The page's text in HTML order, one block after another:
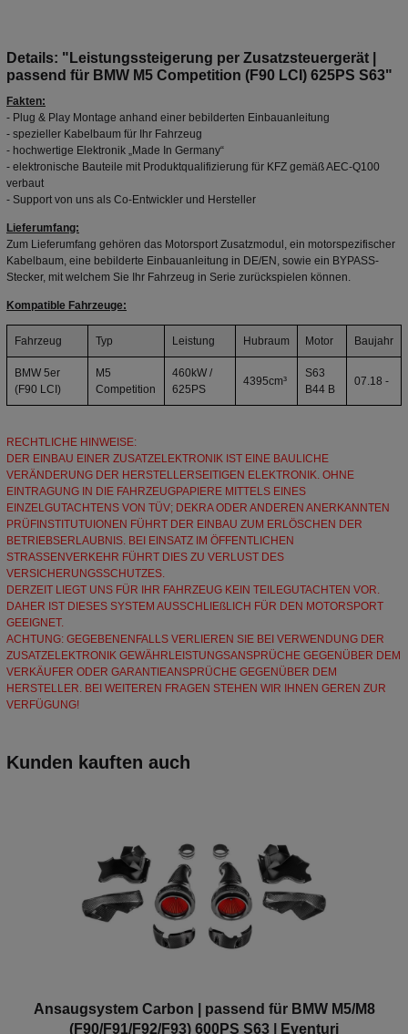
Details: "Leistungssteigerung per Zusatzsteuergerät |
passend für BMW M5 Competition (F90 LCI) 625PS S63"
Fakten:
- Plug & Play Montage anhand einer bebilderten Einbauanleitung
- spezieller Kabelbaum für Ihr Fahrzeug
- hochwertige Elektronik „Made In Germany“
- elektronische Bauteile mit Produktqualifizierung für KFZ gemäß AEC-Q100
verbaut
- Support von uns als Co-Entwickler und Hersteller
Lieferumfang:
Zum Lieferumfang gehören das Motorsport Zusatzmodul, ein motorspezifischer
Kabelbaum, eine bebilderte Einbauanleitung in DE/EN, sowie ein BYPASS-
Stecker, mit welchem Sie Ihr Fahrzeug in Serie zurückspielen können.
Kompatible Fahrzeuge:
Fahrzeug Typ Leistung Hubraum Motor Baujahr
BMW 5er
(F90 LCI)
M5
Competition
460kW /
625PS
4395cm³
S63
B44 B
07.18 -
RECHTLICHE HINWEISE:
DER EINBAU EINER ZUSATZELEKTRONIK IST EINE BAULICHE
VERÄNDERUNG DER HERSTELLERSEITIGEN ELEKTRONIK. OHNE
EINTRAGUNG IN DIE FAHRZEUGPAPIERE MITTELS EINES
EINZELGUTACHTENS VON TÜV; DEKRA ODER ANDEREN ANERKANNTEN
PRÜFINSTITUTUIONEN FÜHRT DER EINBAU ZUM ERLÖSCHEN DER
BETRIEBSERLAUBNIS. BEI EINSATZ IM ÖFFENTLICHEN
STRASSENVERKEHR FÜHRT DIES ZU VERLUST DES
VERSICHERUNGSSCHUTZES.
DERZEIT LIEGT UNS FÜR IHR FAHRZEUG KEIN TEILEGUTACHTEN VOR.
DAHER IST DIESES SYSTEM AUSSCHLIEßLICH FÜR DEN MOTORSPORT
GEEIGNET.
ACHTUNG: GEGEBENENFALLS VERLIEREN SIE BEI VERWENDUNG DER
ZUSATZELEKTRONIK GEWÄHRLEISTUNGSANSPRÜCHE GEGENÜBER DEM
VERKÄUFER ODER GARANTIEANSPRÜCHE GEGENÜBER DEM
HERSTELLER. BEI WEITEREN FRAGEN STEHEN WIR IHNEN GEREN ZUR
VERFÜGUNG!
Kunden kauften auch
Ansaugsystem Carbon | passend für BMW M5/M8
(F90/F91/F92/F93) 600PS S63 | Eventuri